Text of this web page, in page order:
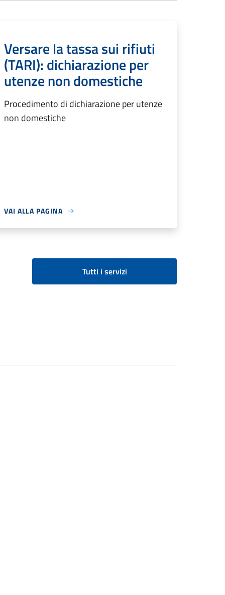
Versare la tassa sui rifiuti
(TARI): dichiarazione per
utenze non domestiche
Procedimento di dichiarazione per utenze
non domestiche
VAI ALLA PAGINA
Tutti i servizi